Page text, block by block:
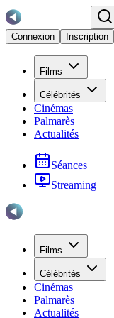
Connexion
Inscription
Films
Célébrités
Cinémas
Palmarès
Actualités
Séances
Streaming
Films
Célébrités
Cinémas
Palmarès
Actualités